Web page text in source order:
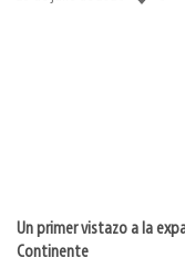
Un primer vistazo a la
Continente